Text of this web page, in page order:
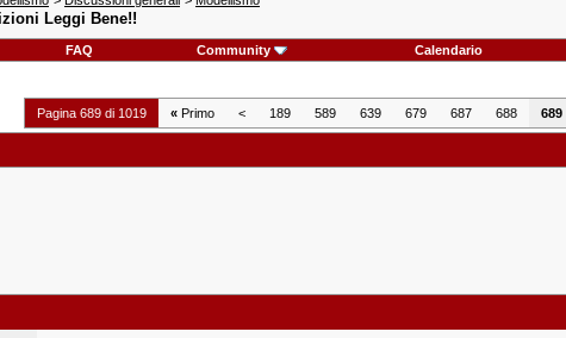
Leggi Bene!!
FAQ Community Calendario
Pagina 689 di 1019 « Primo < 189 589 639 679 687 688 689